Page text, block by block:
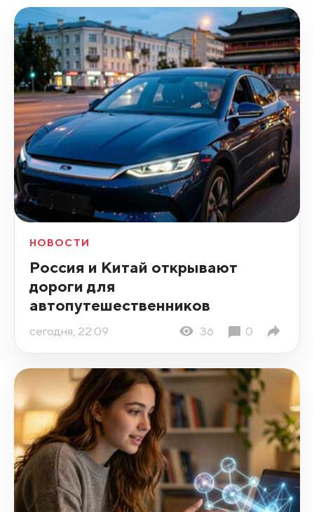
НОВОСТИ
Россия и Китай открывают
дороги для
автопутешественников
сегодня, 22:09 36 0